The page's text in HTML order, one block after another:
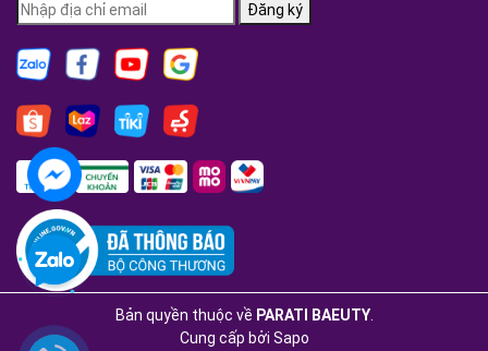
Đăng ký
Bản quyền thuộc về PARATI BAEUTY.
Cung cấp bởi Sapo